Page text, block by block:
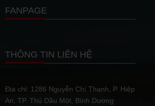
FANPAGE
THÔNG TIN LIÊN HỆ
Địa chỉ: 1286 Nguyễn Chí Thanh, P. Hiệp
An, TP. Thủ Dầu Một, Bình Dương